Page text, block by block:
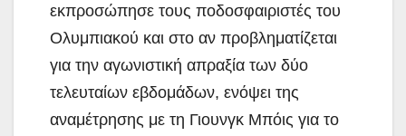
εκπροσώπησε τους ποδοσφαιριστές του
Ολυμπιακού και στο αν προβληματίζεται
για την αγωνιστική απραξία των δύο
τελευταίων εβδομάδων, ενόψει της
αναμέτρησης με τη Γιουνγκ Μπόις για το